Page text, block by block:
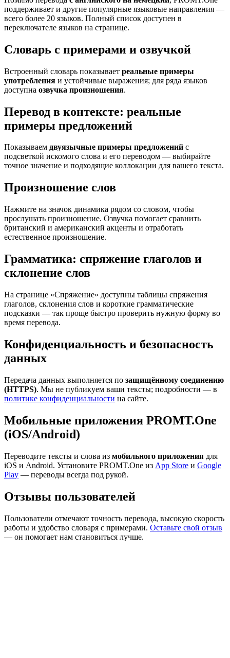
поддерживает и другие популярные языковые направления —
всего более 20 языков. Полный список доступен в
переключателе языков на странице.
Словарь с примерами и озвучкой
Встроенный словарь показывает реальные примеры
употребления и устойчивые выражения; для ряда языков
доступна озвучка произношения.
Перевод в контексте: реальные
примеры предложений
Показываем двуязычные примеры предложений с
подсветкой искомого слова и его переводом — выбирайте
точное значение и подходящие коллокации для вашего текста.
Произношение слов
Нажмите на значок динамика рядом со словом, чтобы
прослушать произношение. Озвучка помогает сравнить
британский и американский акценты и отработать
естественное произношение.
Грамматика: спряжение глаголов и
склонение слов
На странице «Спряжение» доступны таблицы спряжения
глаголов, склонения слов и короткие грамматические
подсказки — так проще быстро проверить нужную форму во
время перевода.
Конфиденциальность и безопасность
данных
Передача данных выполняется по защищённому соединению
(HTTPS). Мы не публикуем ваши тексты; подробности — в
политике конфиденциальности на сайте.
Мобильные приложения PROMT.One
(iOS/Android)
Переводите тексты и слова из мобильного приложения для
iOS и Android. Установите PROMT.One из App Store и Google
Play — переводы всегда под рукой.
Отзывы пользователей
Пользователи отмечают точность перевода, высокую скорость
работы и удобство словаря с примерами. Оставьте свой отзыв
— он помогает нам становиться лучше.